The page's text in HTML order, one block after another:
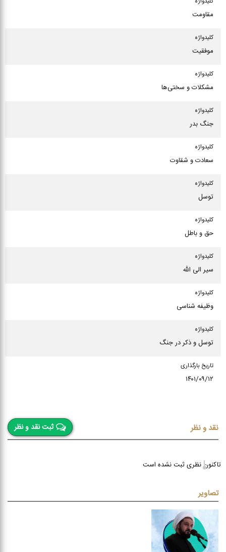
مقاومت
كلیدواژه
موفقیت
كلیدواژه
مشکلات و سختی‌ها
كلیدواژه
جنگ بدر
كلیدواژه
سعادت و شقاوت
كلیدواژه
توسل
كلیدواژه
حق و باطل
كلیدواژه
سیر الی الله
كلیدواژه
وظیفه شناسی
كلیدواژه
توسل و ذکر در جنگ
تاریخ بارگذاری
۱۴۰۱/۰۹/۱۲
ثبت نقد و نظر نقد و نظر
تاکنون نظری ثبت نشده است
تصاویر